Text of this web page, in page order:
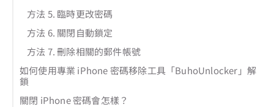
方法 5. 臨時更改密碼
方法 6. 關閉自動鎖定
方法 7. 刪除相關的郵件帳號
如何使用專業 iPhone 密碼移除工具「BuhoUnlocker」解
鎖
關閉 iPhone 密碼會怎樣？